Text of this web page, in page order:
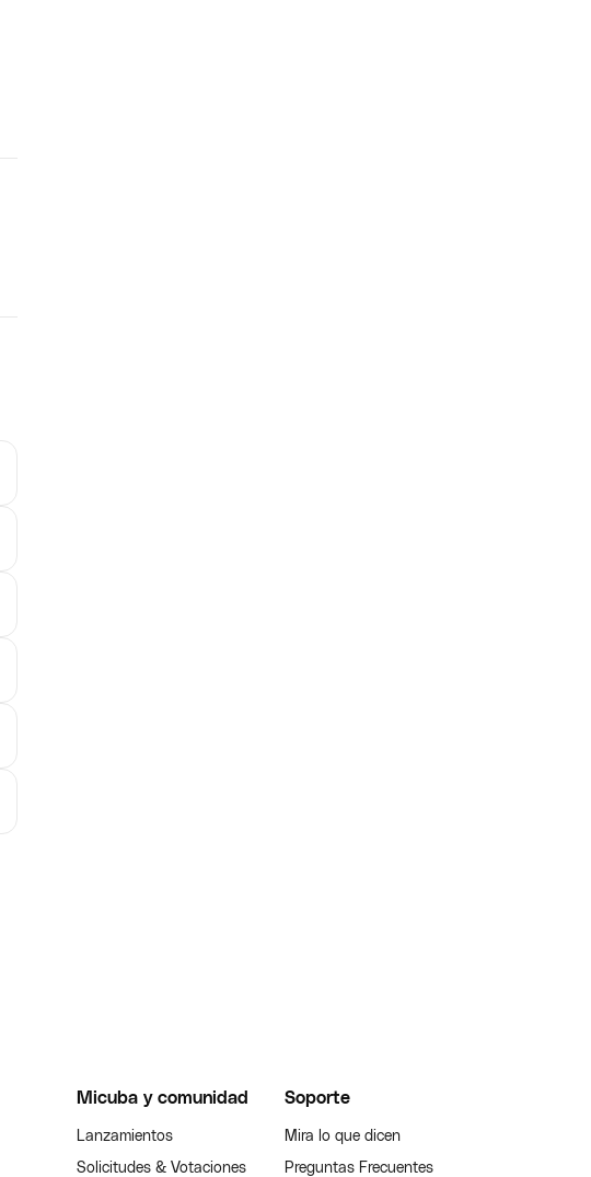
Micuba y comunidad
Lanzamientos
Solicitudes & Votaciones
Soporte
Mira lo que dicen
Preguntas Frecuentes